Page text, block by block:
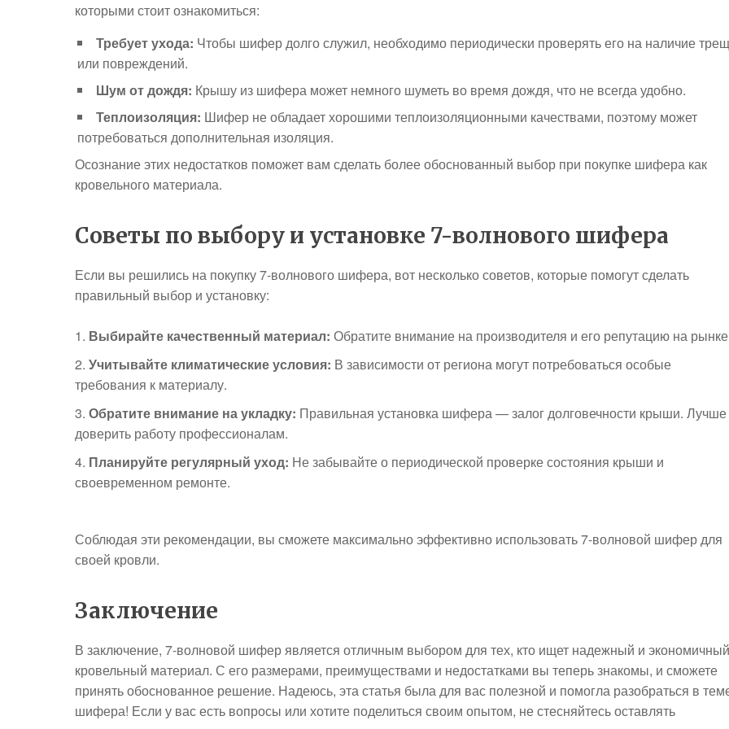
которыми стоит ознакомиться:
Требует ухода: Чтобы шифер долго служил, необходимо периодически проверять его на наличие
или повреждений.
Шум от дождя: Крышу из шифера может немного шуметь во время дождя, что не всегда удобно.
Теплоизоляция: Шифер не обладает хорошими теплоизоляционными качествами, поэтому может
потребоваться дополнительная изоляция.
Осознание этих недостатков поможет вам сделать более обоснованный выбор при покупке шифера как
кровельного материала.
Советы по выбору и установке 7-волнового шифера
Если вы решились на покупку 7-волнового шифера, вот несколько советов, которые помогут сделать
правильный выбор и установку:
Выбирайте качественный материал: Обратите внимание на производителя и его репутацию на
Учитывайте климатические условия: В зависимости от региона могут потребоваться особые
требования к материалу.
Обратите внимание на укладку: Правильная установка шифера — залог долговечности крыши. Лучше
доверить работу профессионалам.
Планируйте регулярный уход: Не забывайте о периодической проверке состояния крыши и
своевременном ремонте.
Соблюдая эти рекомендации, вы сможете максимально эффективно использовать 7-волновой шифер для
своей кровли.
Заключение
В заключение, 7-волновой шифер является отличным выбором для тех, кто ищет надежный и экономичный
кровельный материал. С его размерами, преимуществами и недостатками вы теперь знакомы, и сможете
принять обоснованное решение. Надеюсь, эта статья была для вас полезной и помогла разобраться в
шифера! Если у вас есть вопросы или хотите поделиться своим опытом, не стесняйтесь оставлять